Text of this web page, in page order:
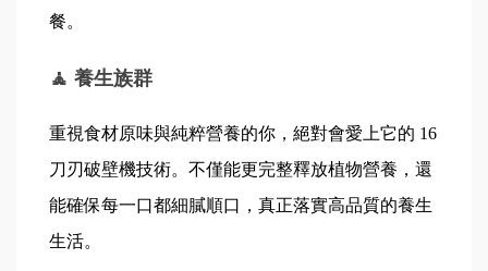
餐。
🧘 養生族群
重視食材原味與純粹營養的你，絕對會愛上它的 16
刀刃破壁機技術。不僅能更完整釋放植物營養，還
能確保每一口都細膩順口，真正落實高品質的養生
生活。